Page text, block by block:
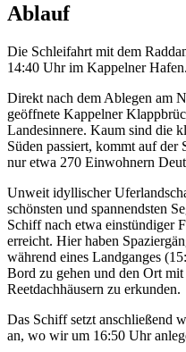
Ablauf
Die Schleifahrt mit dem
14:40 Uhr im Kappelner Hafen.
Direkt nach dem Ablegen am
geöffnete Kappelner
Landesinnere. Kaum sind die
Süden passiert, kommt auf
nur etwa 270 Einwohnern
Unweit idyllischer
schönsten und spannendsten
Schiff nach etwa einstündiger
erreicht. Hier haben
während eines Landganges
Bord zu gehen und den Ort
Reetdachhäusern zu erkunden.
Das Schiff setzt anschließend
an, wo wir um 16:50 Uhr